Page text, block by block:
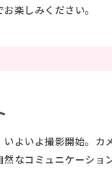
楽しみください。
よいよ撮影開始。カ
然なコミュニケーショ